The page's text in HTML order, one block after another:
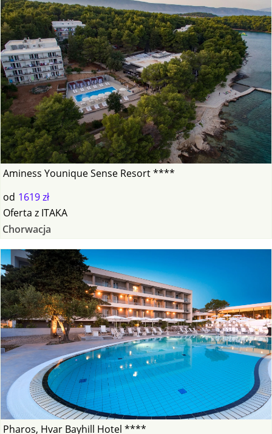
Aminess Younique Sense Resort ****
od 1619 zł
Oferta z ITAKA
Chorwacja
Pharos, Hvar Bayhill Hotel ****